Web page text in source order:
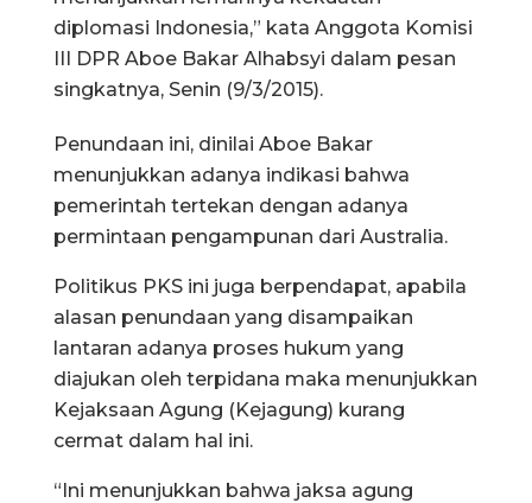
diplomasi Indonesia,” kata Anggota Komisi
III DPR Aboe Bakar Alhabsyi dalam pesan
singkatnya, Senin (9/3/2015).
Penundaan ini, dinilai Aboe Bakar
menunjukkan adanya indikasi bahwa
pemerintah tertekan dengan adanya
permintaan pengampunan dari Australia.
Politikus PKS ini juga berpendapat, apabila
alasan penundaan yang disampaikan
lantaran adanya proses hukum yang
diajukan oleh terpidana maka menunjukkan
Kejaksaan Agung (Kejagung) kurang
cermat dalam hal ini.
“Ini menunjukkan bahwa jaksa agung